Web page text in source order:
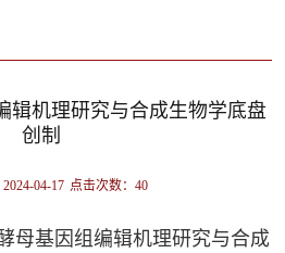
辑机理研究与合成生物学底盘
创制
04-17 点击次数： 40
母基因组编辑机理研究与合成